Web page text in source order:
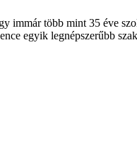
több mint 35 éve
egyik legnépszerűbb